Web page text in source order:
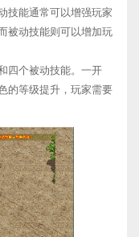
技能通常可以增强玩家
被动技能则可以增加玩
四个被动技能。一开
的等级提升，玩家需要